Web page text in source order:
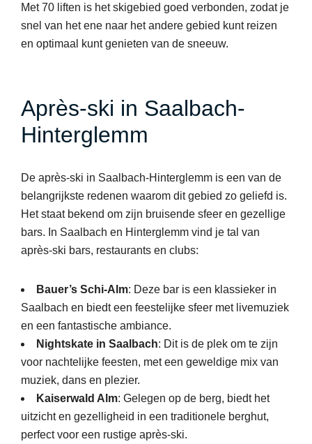
Met 70 liften is het skigebied goed verbonden, zodat je
snel van het ene naar het andere gebied kunt reizen
en optimaal kunt genieten van de sneeuw.
Après-ski in Saalbach-
Hinterglemm
De après-ski in Saalbach-Hinterglemm is een van de
belangrijkste redenen waarom dit gebied zo geliefd is.
Het staat bekend om zijn bruisende sfeer en gezellige
bars. In Saalbach en Hinterglemm vind je tal van
après-ski bars, restaurants en clubs:
Bauer’s Schi-Alm: Deze bar is een klassieker in
Saalbach en biedt een feestelijke sfeer met livemuziek
en een fantastische ambiance.
Nightskate in Saalbach: Dit is de plek om te zijn
voor nachtelijke feesten, met een geweldige mix van
muziek, dans en plezier.
Kaiserwald Alm: Gelegen op de berg, biedt het
uitzicht en gezelligheid in een traditionele berghut,
perfect voor een rustige après-ski.